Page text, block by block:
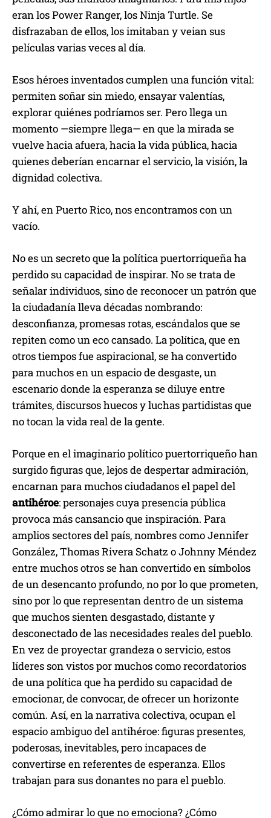
eran los Power Ranger, los Ninja Turtle. Se
disfrazaban de ellos, los imitaban y veian sus
películas varias veces al día.
Esos héroes inventados cumplen una función vital:
permiten soñar sin miedo, ensayar valentías,
explorar quiénes podríamos ser. Pero llega un
momento —siempre llega— en que la mirada se
vuelve hacia afuera, hacia la vida pública, hacia
quienes deberían encarnar el servicio, la visión, la
dignidad colectiva.
Y ahí, en Puerto Rico, nos encontramos con un
vacío.
No es un secreto que la política puertorriqueña ha
perdido su capacidad de inspirar. No se trata de
señalar individuos, sino de reconocer un patrón que
la ciudadanía lleva décadas nombrando:
desconfianza, promesas rotas, escándalos que se
repiten como un eco cansado. La política, que en
otros tiempos fue aspiracional, se ha convertido
para muchos en un espacio de desgaste, un
escenario donde la esperanza se diluye entre
trámites, discursos huecos y luchas partidistas que
no tocan la vida real de la gente.
Porque en el imaginario político puertorriqueño han
surgido figuras que, lejos de despertar admiración,
encarnan para muchos ciudadanos el papel del
antihéroe: personajes cuya presencia pública
provoca más cansancio que inspiración. Para
amplios sectores del país, nombres como Jennifer
González, Thomas Rivera Schatz o Johnny Méndez
entre muchos otros se han convertido en símbolos
de un desencanto profundo, no por lo que prometen,
sino por lo que representan dentro de un sistema
que muchos sienten desgastado, distante y
desconectado de las necesidades reales del pueblo.
En vez de proyectar grandeza o servicio, estos
líderes son vistos por muchos como recordatorios
de una política que ha perdido su capacidad de
emocionar, de convocar, de ofrecer un horizonte
común. Así, en la narrativa colectiva, ocupan el
espacio ambiguo del antihéroe: figuras presentes,
poderosas, inevitables, pero incapaces de
convertirse en referentes de esperanza. Ellos
trabajan para sus donantes no para el pueblo.
¿Cómo admirar lo que no emociona? ¿Cómo